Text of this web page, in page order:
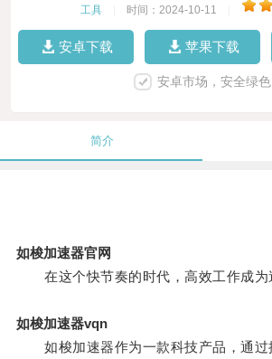
工具 时间：2024-10-11
安卓下载 苹果下载
安卓市场，安全绿色
简介
如梭加速器官网
在这个快节奏的时代，高效工作成为
如梭加速器vqn
如梭加速器作为一款科技产品，通过